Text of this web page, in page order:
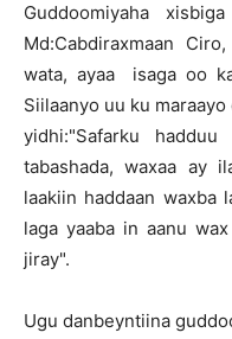
Guddoomiyaha
Md:Cabdiraxmaan
wata, ayaa isaga oo
Siilaanyo uu ku
yidhi:"Safarku
tabashada, waxaa ay
laakiin haddaan waxba
laga yaaba in aanu
jiray".
Ugu danbeyntiina